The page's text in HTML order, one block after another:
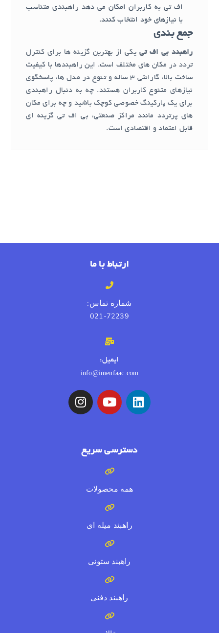
اف تی به کاربران امکان می دهد راهبندی متناسب
با نیازهای خود انتخاب کنند.
جمع بندی
راهبند بی اف تی یکی از بهترین گزینه ها برای کنترل
تردد در مکان های مختلف است. این راهبندها با کیفیت
ساخت بالا، گارانتی 3 ساله و تنوع در مدل ها، پاسخگوی
نیازهای متنوع کاربران هستند. چه به دنبال راهبندی
برای یک پارکینگ خصوصی کوچک باشید و چه برای مکان
های پرتردد مانند مراکز صنعتی، بی اف تی گزینه ای
قابل اعتماد و اقتصادی است.
ارتباط با ما
شماره تماس:
021-72239
ایمیل:
info@imenfaac.com
دسترسی سریع
همه محصولات
راهبند میله ای
راهبند ستونی
راهبند دفنی